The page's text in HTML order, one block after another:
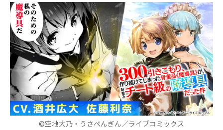
©空地大乃・うさぺんぎん／ライブコミックス